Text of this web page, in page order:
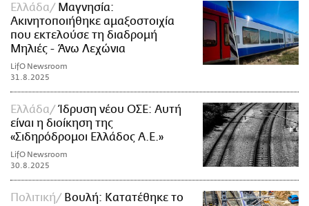
Ελλάδα
Μαγνησία:
Ακινητοποιήθηκε αμαξοστοιχία
που εκτελούσε τη διαδρομή
Μηλιές - Άνω Λεχώνια
LifO Newsroom
31.8.2025
Ελλάδα
Ίδρυση νέου ΟΣΕ: Αυτή
είναι η διοίκηση της
«Σιδηρόδρομοι Ελλάδος Α.Ε.»
LifO Newsroom
30.8.2025
Πολιτική
Βουλή: Κατατέθηκε το